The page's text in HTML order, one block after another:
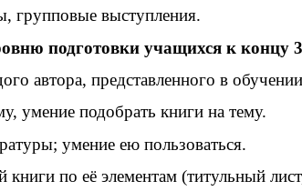
групповые выступления.
подготовки учащихся к концу
автора, представленного в
умение подобрать книги на тему.
умение ею пользоваться.
по её элементам (титульный